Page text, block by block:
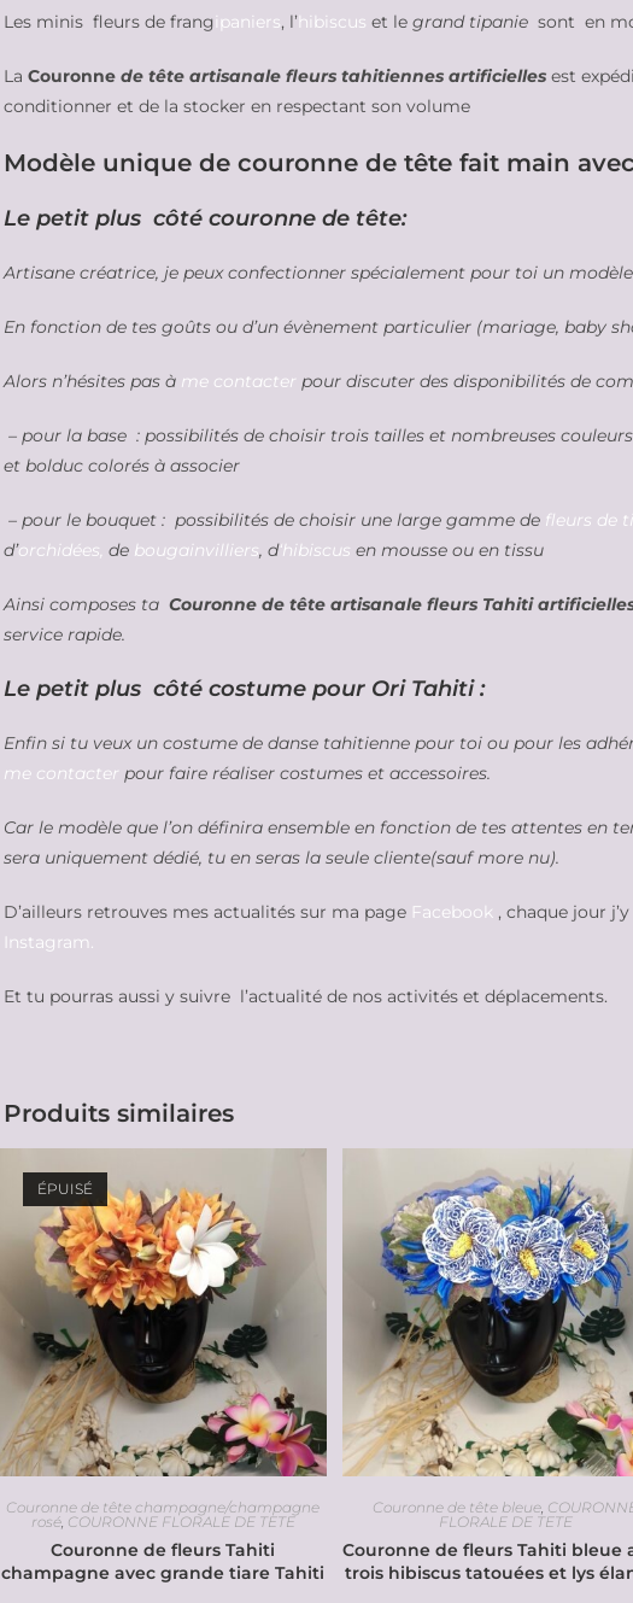
Les minis fleurs de frangipaniers, l’hibiscus et le grand tipanie sont en
La Couronne de tête artisanale fleurs tahitiennes artificielles est
conditionner et de la stocker en respectant son volume
Modèle unique de couronne de tête fait main
Le petit plus côté couronne de tête:
Artisane créatrice, je peux confectionner spécialement pour toi un
En fonction de tes goûts ou d’un évènement particulier (mariage, baby
Alors n’hésites pas à me contacter pour discuter des disponibilités de
– pour la base : possibilités de choisir trois tailles et nombreuses
et bolduc colorés à associer
– pour le bouquet : possibilités de choisir une large gamme de fleurs de
d’orchidées, de bougainvilliers, d‘hibiscus en mousse ou en tissu
Ainsi composes ta Couronne de tête artisanale fleurs Tahiti
service rapide.
Le petit plus côté costume pour Ori Tahiti :
Enfin si tu veux un costume de danse tahitienne pour toi ou pour les
me contacter pour faire réaliser costumes et accessoires.
Car le modèle que l’on définira ensemble en fonction de tes attentes en
sera uniquement dédié, tu en seras la seule cliente(sauf more nu).
D’ailleurs retrouves mes actualités sur ma page Facebook , chaque jour
Instagram.
Et tu pourras aussi y suivre l’actualité de nos activités et déplacements.
Produits similaires
ÉPUISÉ
Couronne de tête champagne/champagne
rosé, COURONNE FLORALE DE TETE
Couronne de fleurs Tahiti
champagne avec grande tiare Tahiti
Couronne de tête bleue
FLORALE DE TETE
Couronne de fleurs Tahiti bleue
trois hibiscus tatouées et lys